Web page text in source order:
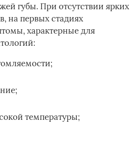
губы. При отсутствии ярких
на первых стадиях
характерные для
температуры;